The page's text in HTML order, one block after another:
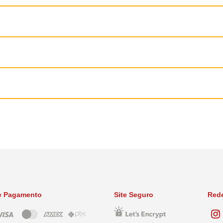
observado durante a administração para confirmar que o comprimido foi
Pagamento Site Seguro